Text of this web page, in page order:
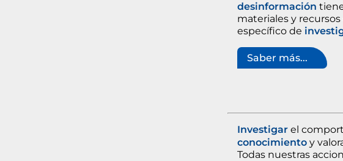
desinformación
materiales y
específico de
Saber más...
Investigar el
conocimiento y
Todas nuestras